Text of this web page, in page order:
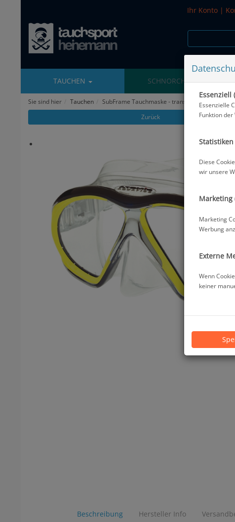
Ihr Konto |
TAUCHEN SCHNORCHELN
Sie sind hier Tauchen
SubFrame Tauchmaske - transparent/gelb
Zurück
Beschreibung Hersteller Info
Essenziell
Essenzielle
Funktion
Statistiken
Diese
wir unsere
Marketing
Marketing
Werbung
Externe
Wenn
keiner